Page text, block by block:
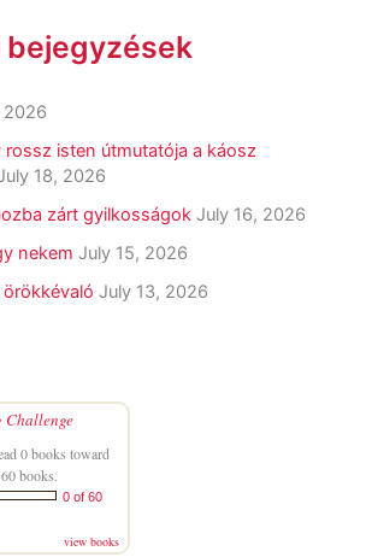
2026
​rossz isten útmutatója a káosz
18, 2026
zárt gyilkosságok July 16, 2026
nekem July 15, 2026
July 13, 2026
Challenge
0 books toward
books.
0 of 60
view books